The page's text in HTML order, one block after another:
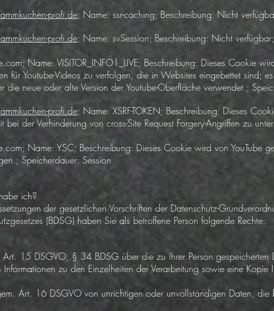
profi.de; Name: ssr-caching; Beschreibung: Nicht
profi.de; Name: svSession; Beschreibung: Nicht
Name: VISITOR_INFO1_LIVE; Beschreibung: Dieses Cookie
für Youtube-Videos zu verfolgen, die in Websites eingebettet sind;
die neue oder alte Version der Youtube-Oberfläche verwendet.;
profi.de; Name: XSRF-TOKEN; Beschreibung: Dieses
bei der Verhinderung von cross-Site Request Forgery-Angriffen zu
Name: YSC; Beschreibung: Dieses Cookie wird von YouTube
Speicherdauer: Session
ich?
der gesetzlichen Vorschriften der Datenschutz-
(BDSG) haben Sie als betroffene Person folgende Rechte:
15 DSGVO, § 34 BDSG über die zu Ihrer Person gespeicherten
Informationen zu den Einzelheiten der Verarbeitung sowie eine Kopie
Art. 16 DSGVO von unrichtigen oder unvollständigen Daten, die